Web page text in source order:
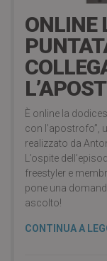
ONLINE
È online la
con l’apostrofo”,
realizzato da
L’ospite
freestyler e
pone una
ascolto!
CONTINUA A